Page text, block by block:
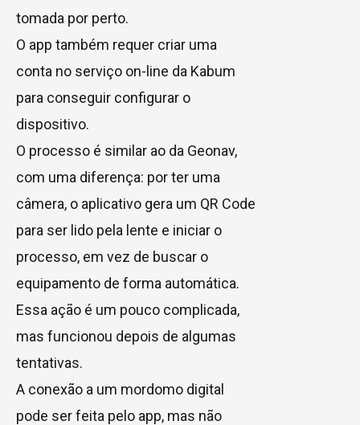
tomada por perto.
O app também requer criar uma
conta no serviço on-line da Kabum
para conseguir configurar o
dispositivo.
O processo é similar ao da Geonav,
com uma diferença: por ter uma
câmera, o aplicativo gera um QR Code
para ser lido pela lente e iniciar o
processo, em vez de buscar o
equipamento de forma automática.
Essa ação é um pouco complicada,
mas funcionou depois de algumas
tentativas.
A conexão a um mordomo digital
pode ser feita pelo app, mas não